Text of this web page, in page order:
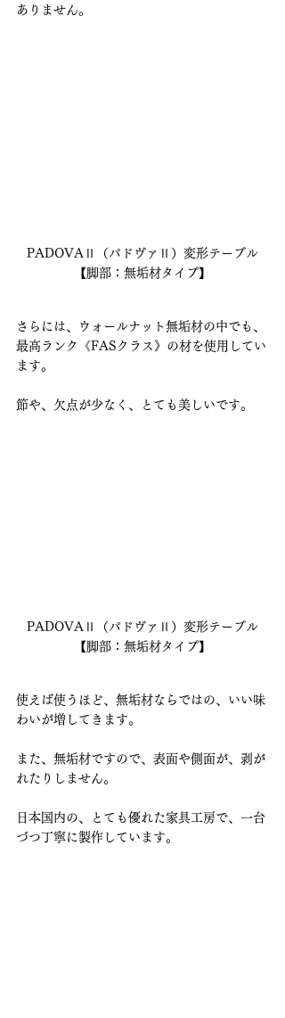
ありません。
PADOVAⅡ（パドヴァⅡ）変形テーブル
【脚部：無垢材タイプ】
さらには、ウォールナット無垢材の中でも、
最高ランク《FASクラス》の材を使用してい
ます。
節や、欠点が少なく、とても美しいです。
PADOVAⅡ（パドヴァⅡ）変形テーブル
【脚部：無垢材タイプ】
使えば使うほど、無垢材ならではの、いい味
わいが増してきます。
また、無垢材ですので、表面や側面が、剥が
れたりしません。
日本国内の、とても優れた家具工房で、一台
づつ丁寧に製作しています。